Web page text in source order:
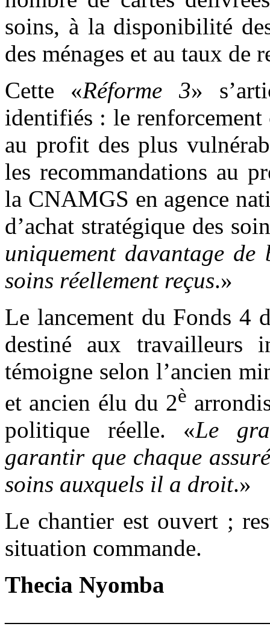
soins, à la disponibilité
des ménages et au taux de
Cette «Réforme 3»
identifiés : le
au profit des plus
les recommandations au
la CNAMGS en agence
d’achat stratégique des
uniquement davantage
soins réellement reçus.»
Le lancement du Fonds 4
destiné aux travailleurs
témoigne selon l’ancien
et ancien élu du 2è
politique réelle. «Le
garantir que chaque
soins auxquels il a droit.»
Le chantier est ouvert ;
situation commande.
Thecia Nyomba